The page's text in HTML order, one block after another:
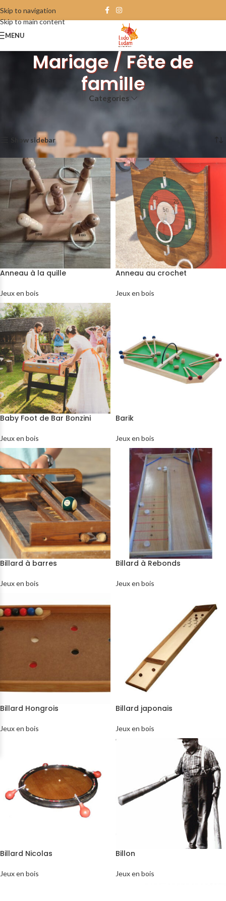
Skip to navigation
Skip to main content
MENU
Mariage / Fête de
famille
Categories
Show sidebar
Anneau à la quille
Jeux en bois
Anneau au crochet
Jeux en bois
Baby Foot de Bar Bonzini
Jeux en bois
Barik
Jeux en bois
Billard à barres
Jeux en bois
Billard à Rebonds
Jeux en bois
Billard Hongrois
Jeux en bois
Billard japonais
Jeux en bois
Billard Nicolas
Jeux en bois
Billon
Jeux en bois